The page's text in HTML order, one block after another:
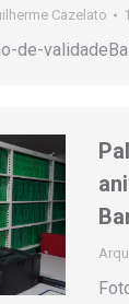
Cazelato
de-